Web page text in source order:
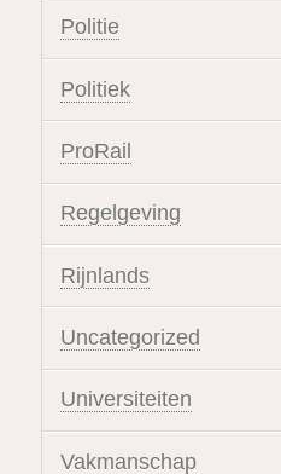
Politie
Politiek
ProRail
Regelgeving
Rijnlands
Uncategorized
Universiteiten
Vakmanschap